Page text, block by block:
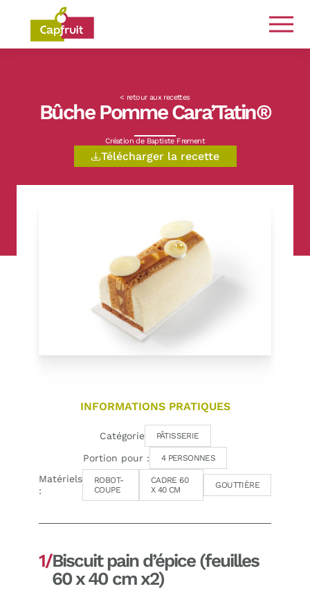
Engagés de la terre à l’assiette
< retour aux recettes
Bûche Pomme Cara’Tatin®
Création de Baptiste Frement
Télécharger la recette
INFORMATIONS PRATIQUES
Catégorie PÂTISSERIE
Portion pour : 4 PERSONNES
Matériels
:
ROBOT-
COUPE
CADRE 60
X 40 CM
GOUTTIÈRE
1/Biscuit pain d’épice (feuilles
60 x 40 cm x2)